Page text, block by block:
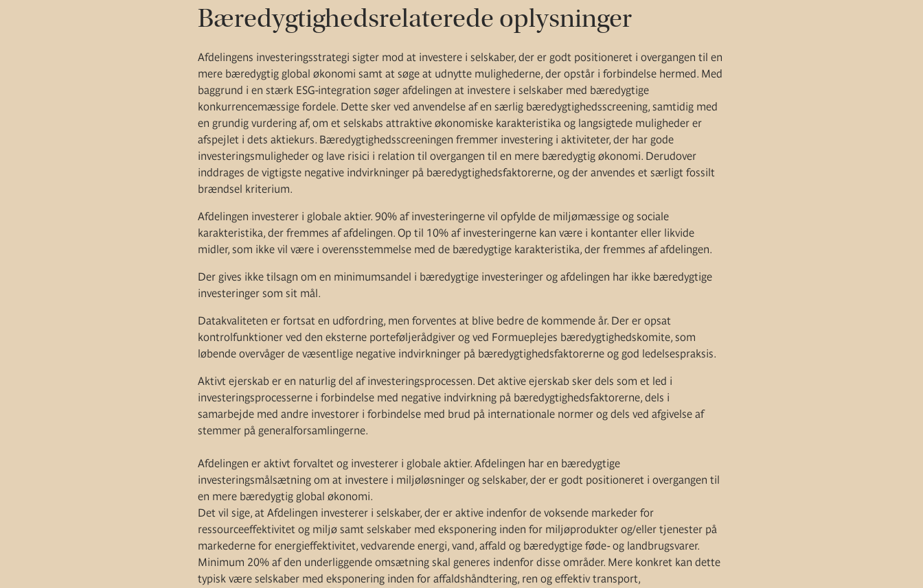
Bæredygtighedsrelaterede oplysninger
Afdelingens investeringsstrategi sigter mod at investere i selskaber, der er godt positioneret i overgangen til en
mere bæredygtig global økonomi samt at søge at udnytte mulighederne, der opstår i forbindelse hermed. Med
baggrund i en stærk ESG-integration søger afdelingen at investere i selskaber med bæredygtige
konkurrencemæssige fordele. Dette sker ved anvendelse af en særlig bæredygtighedsscreening, samtidig med
en grundig vurdering af, om et selskabs attraktive økonomiske karakteristika og langsigtede muligheder er
afspejlet i dets aktiekurs. Bæredygtighedsscreeningen fremmer investering i aktiviteter, der har gode
investeringsmuligheder og lave risici i relation til overgangen til en mere bæredygtig økonomi. Derudover
inddrages de vigtigste negative indvirkninger på bæredygtighedsfaktorerne, og der anvendes et særligt fossilt
brændsel kriterium.
Afdelingen investerer i globale aktier. 90% af investeringerne vil opfylde de miljømæssige og sociale
karakteristika, der fremmes af afdelingen. Op til 10% af investeringerne kan være i kontanter eller likvide
midler, som ikke vil være i overensstemmelse med de bæredygtige karakteristika, der fremmes af afdelingen.
Der gives ikke tilsagn om en minimumsandel i bæredygtige investeringer og afdelingen har ikke bæredygtige
investeringer som sit mål.
Datakvaliteten er fortsat en udfordring, men forventes at blive bedre de kommende år. Der er opsat
kontrolfunktioner ved den eksterne porteføljerådgiver og ved Formueplejes bæredygtighedskomite, som
løbende overvåger de væsentlige negative indvirkninger på bæredygtighedsfaktorerne og god ledelsespraksis.
Aktivt ejerskab er en naturlig del af investeringsprocessen. Det aktive ejerskab sker dels som et led i
investeringsprocesserne i forbindelse med negative indvirkning på bæredygtighedsfaktorerne, dels i
samarbejde med andre investorer i forbindelse med brud på internationale normer og dels ved afgivelse af
stemmer på generalforsamlingerne.
Afdelingen er aktivt forvaltet og investerer i globale aktier. Afdelingen har en bæredygtige
investeringsmålsætning om at investere i miljøløsninger og selskaber, der er godt positioneret i overgangen til
en mere bæredygtig global økonomi.
Det vil sige, at Afdelingen investerer i selskaber, der er aktive indenfor de voksende markeder for
ressourceeffektivitet og miljø samt selskaber med eksponering inden for miljøprodukter og/eller tjenester på
markederne for energieffektivitet, vedvarende energi, vand, affald og bæredygtige føde- og landbrugsvarer.
Minimum 20% af den underliggende omsætning skal generes indenfor disse områder. Mere konkret kan dette
typisk være selskaber med eksponering inden for affaldshåndtering, ren og effektiv transport,